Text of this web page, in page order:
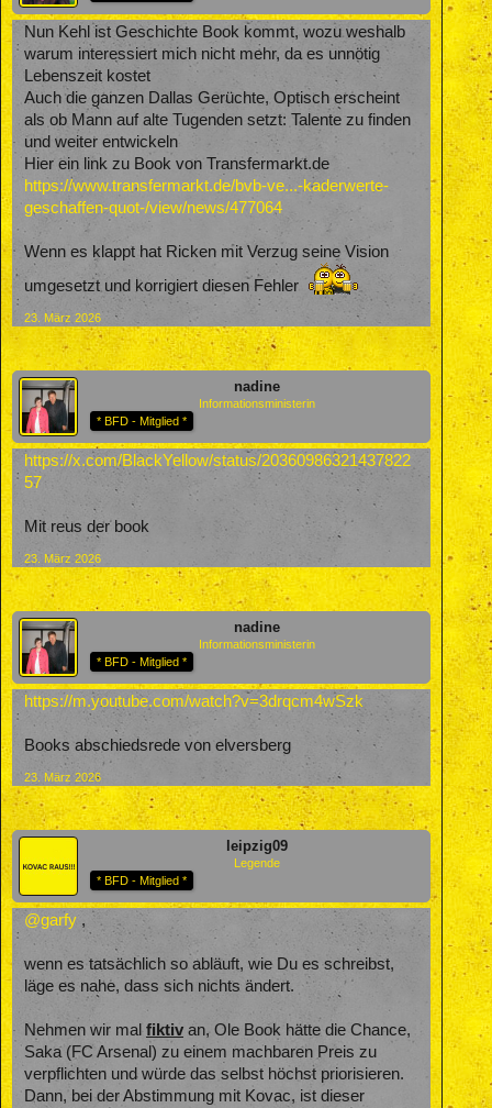
Nun Kehl ist Geschichte Book kommt, wozu weshalb
warum interessiert mich nicht mehr, da es unnötig
Lebenszeit kostet
Auch die ganzen Dallas Gerüchte, Optisch erscheint
als ob Mann auf alte Tugenden setzt: Talente zu finden
und weiter entwickeln
Hier ein link zu Book von Transfermarkt.de
https://www.transfermarkt.de/bvb-ve...-kaderwerte-
geschaffen-quot-/view/news/477064
Wenn es klappt hat Ricken mit Verzug seine Vision
umgesetzt und korrigiert diesen Fehler
23. März 2026
nadine
Informationsministerin
* BFD - Mitglied *
https://x.com/BlackYellow/status/20360986321437822
57
Mit reus der book
23. März 2026
nadine
Informationsministerin
* BFD - Mitglied *
https://m.youtube.com/watch?v=3drqcm4wSzk
Books abschiedsrede von elversberg
23. März 2026
leipzig09
Legende
* BFD - Mitglied *
@garfy ,
wenn es tatsächlich so abläuft, wie Du es schreibst,
läge es nahe, dass sich nichts ändert.
Nehmen wir mal fiktiv an, Ole Book hätte die Chance,
Saka (FC Arsenal) zu einem machbaren Preis zu
verpflichten und würde das selbst höchst priorisieren.
Dann, bei der Abstimmung mit Kovac, ist dieser